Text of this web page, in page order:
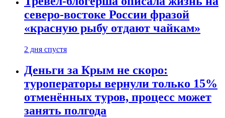
северо-востоке России фразой
«красную рыбу отдают чайкам»
2 дня спустя
Деньги за Крым не скоро:
туроператоры вернули только 15%
отменённых туров, процесс может
занять полгода